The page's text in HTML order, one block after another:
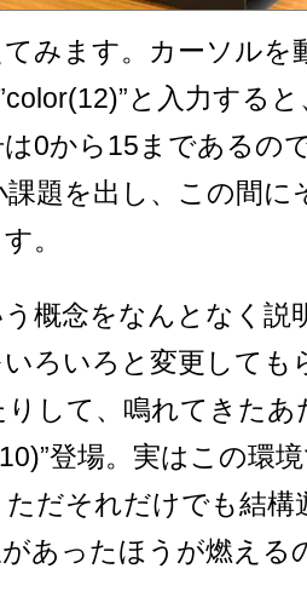
みます。カーソルを
と入力する
0から15まであるの
題を出し、この間に
。
概念をなんとなく説
ろいろと変更しても
して、鳴れてきたあ
登場。実はこの環
ただそれだけでも結構
あったほうが燃える